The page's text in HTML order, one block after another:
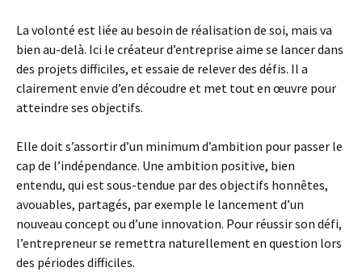
La volonté est liée au besoin de réalisation de soi, mais va
bien au-delà. Ici le créateur d’entreprise aime se lancer dans
des projets difficiles, et essaie de relever des défis. Il a
clairement envie d’en découdre et met tout en œuvre pour
atteindre ses objectifs.
Elle doit s’assortir d’un minimum d’ambition pour passer le
cap de l’indépendance. Une ambition positive, bien
entendu, qui est sous-tendue par des objectifs honnêtes,
avouables, partagés, par exemple le lancement d’un
nouveau concept ou d’une innovation. Pour réussir son défi,
l’entrepreneur se remettra naturellement en question lors
des périodes difficiles.